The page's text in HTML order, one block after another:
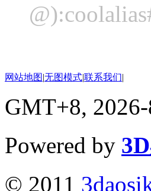
网站地图|无图模式|联系我们|
GMT+8,
Powered by
© 2011